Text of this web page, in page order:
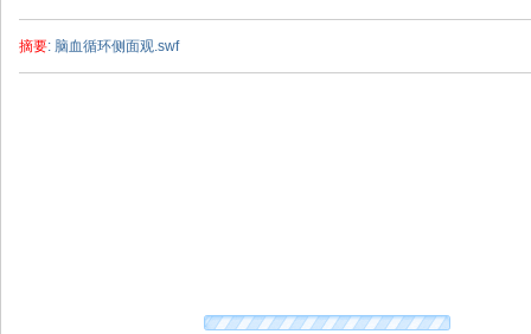
摘要: 脑血循环侧面观.swf